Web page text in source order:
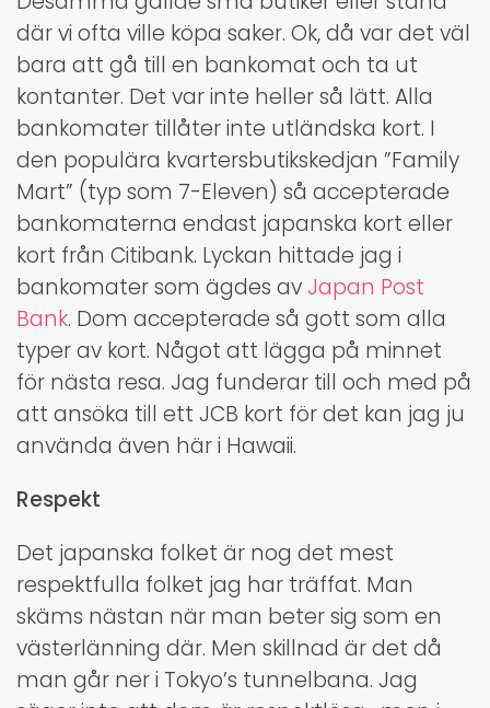
där vi ofta ville köpa saker. Ok, då var det väl
bara att gå till en bankomat och ta ut
kontanter. Det var inte heller så lätt. Alla
bankomater tillåter inte utländska kort. I
den populära kvartersbutikskedjan ”Family
Mart” (typ som 7-Eleven) så accepterade
bankomaterna endast japanska kort eller
kort från Citibank. Lyckan hittade jag i
bankomater som ägdes avJapan Post
Bank. Dom accepterade så gott som alla
typer av kort. Något att lägga på minnet
för nästa resa. Jag funderar till och med på
att ansöka till ett JCB kort för det kan jag ju
använda även här i Hawaii.
Respekt
Det japanska folket är nog det mest
respektfulla folket jag har träffat. Man
skäms nästan när man beter sig som en
västerlänning där. Men skillnad är det då
man går ner i Tokyo’s tunnelbana. Jag